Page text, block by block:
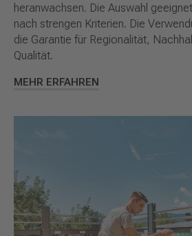
heranwachsen. Die Auswahl
nach strengen Kriterien. Die
die Garantie für Regionalität,
Qualität.
MEHR ERFAHREN